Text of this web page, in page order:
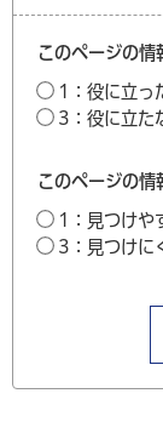
このページの情
1：役に立っ
3：役に立た
このページの情
1：見つけや
3：見つけに